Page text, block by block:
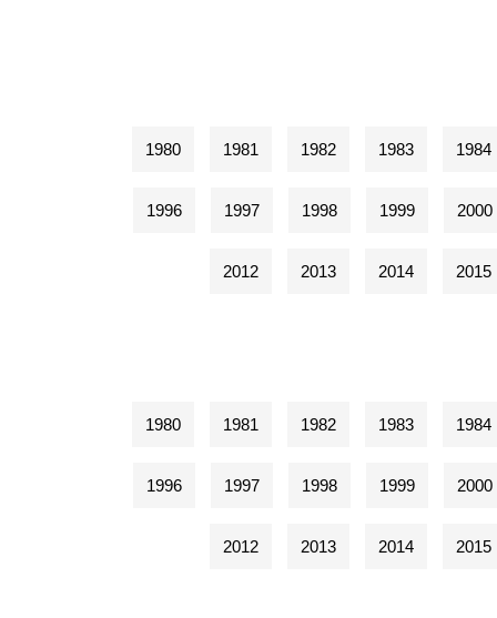
1980 1981 1982 1983 1984
1996 1997 1998 1999 2000
2012 2013 2014 2015
1980 1981 1982 1983 1984
1996 1997 1998 1999 2000
2012 2013 2014 2015